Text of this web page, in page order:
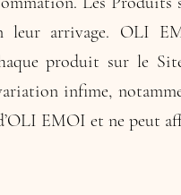
leur arrivage. OLI
produit sur le
infime,
EMOI et ne peut